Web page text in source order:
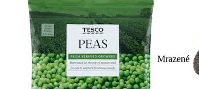
Mrazené